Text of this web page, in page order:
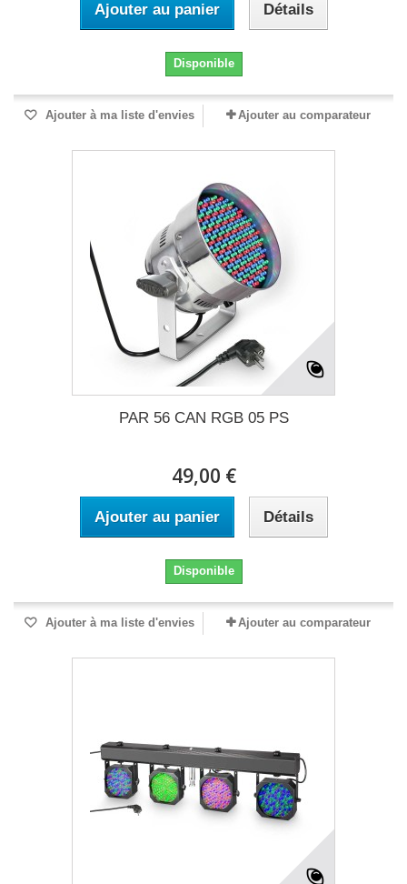
Ajouter au panier Détails
Disponible
Ajouter à ma liste d'envies Ajouter au comparateur
PAR 56 CAN RGB 05 PS
49,00 €
Ajouter au panier Détails
Disponible
Ajouter à ma liste d'envies Ajouter au comparateur